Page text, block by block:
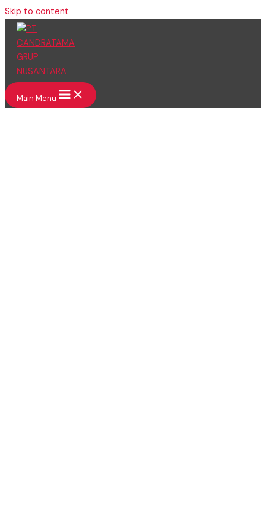
Skip to content
Main Menu